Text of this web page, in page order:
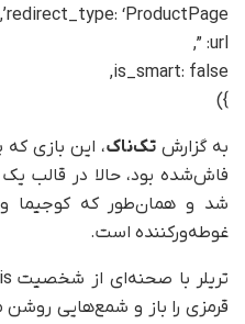
redirect_type: ‘ProductPage’,
url: ”,
is_smart: false,
})
به گزارش تک‌ناک، این بازی که
فاش‌شده بود، حالا در قالب
شد و همان‌طور که کوجیما
غوطه‌ورکننده است.
قرمزی را باز و شمع‌هایی روشن